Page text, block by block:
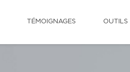
TÉMOIGNAGES OUTILS